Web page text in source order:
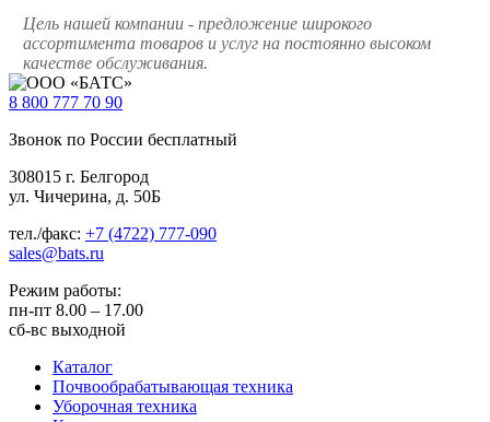
Цель нашей компании - предложение широкого
ассортимента товаров и услуг на постоянно высоком
качестве обслуживания.
8 800 777 70 90
Звонок по России бесплатный
308015 г. Белгород
ул. Чичерина, д. 50Б
тел./факс: +7 (4722) 777-090
sales@bats.ru
Режим работы:
пн-пт 8.00 – 17.00
сб-вс выходной
Каталог
Почвообрабатывающая техника
Уборочная техника